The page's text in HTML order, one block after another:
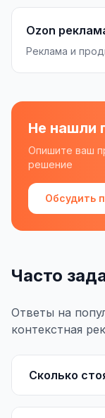
1С интеграция
Платежные
Складской
Бизнес-
SEO-
Ozon
Реклама и
Не нашли
Опишите ваш
решение
Обсудить
Часто
Ответы на
контекстная
Сколько